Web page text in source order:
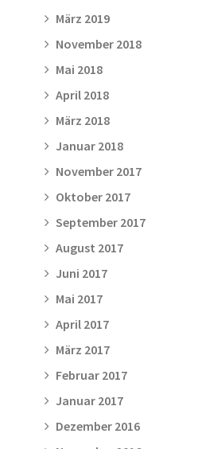
März 2019
November 2018
Mai 2018
April 2018
März 2018
Januar 2018
November 2017
Oktober 2017
September 2017
August 2017
Juni 2017
Mai 2017
April 2017
März 2017
Februar 2017
Januar 2017
Dezember 2016